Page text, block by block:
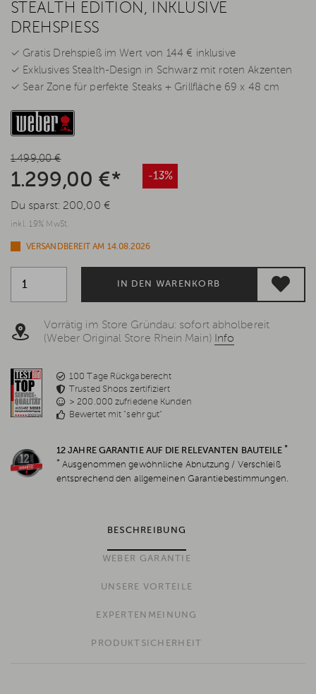
STEALTH EDITION, INKLUSIVE
DREHSPIESS
✓ Gratis Drehspieß im Wert von 144 € inklusive
✓ Exklusives Stealth-Design in Schwarz mit roten Akzenten
✓ Sear Zone für perfekte Steaks + Grillfläche 69 x 48 cm
1.499,00 €
1.299,00 €* -13%
Du sparst: 200,00 €
inkl. 19% MwSt.
VERSANDBEREIT AM 14.08.2026
IN DEN WARENKORB
Vorrätig im Store Gründau: sofort abholbereit
(Weber Original Store Rhein Main) Info
100 Tage Rückgaberecht
Trusted Shops zertifiziert
> 200.000 zufriedene Kunden
Bewertet mit "sehr gut"
12 JAHRE GARANTIE AUF DIE RELEVANTEN BAUTEILE *
* Ausgenommen gewöhnliche Abnutzung / Verschleiß
entsprechend den allgemeinen Garantiebestimmungen.
BESCHREIBUNG
WEBER GARANTIE
UNSERE VORTEILE
EXPERTENMEINUNG
PRODUKTSICHERHEIT